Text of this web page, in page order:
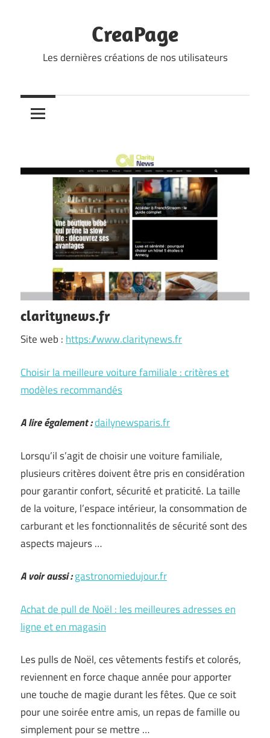
CreaPage
Les dernières créations de nos utilisateurs
claritynews.fr
Site web : https://www.claritynews.fr
Choisir la meilleure voiture familiale : critères et
modèles recommandés
A lire également :dailynewsparis.fr
Lorsqu’il s’agit de choisir une voiture familiale,
plusieurs critères doivent être pris en considération
pour garantir confort, sécurité et praticité. La taille
de la voiture, l’espace intérieur, la consommation de
carburant et les fonctionnalités de sécurité sont des
aspects majeurs …
A voir aussi :gastronomiedujour.fr
Achat de pull de Noël : les meilleures adresses en
ligne et en magasin
Les pulls de Noël, ces vêtements festifs et colorés,
reviennent en force chaque année pour apporter
une touche de magie durant les fêtes. Que ce soit
pour une soirée entre amis, un repas de famille ou
simplement pour se mettre …